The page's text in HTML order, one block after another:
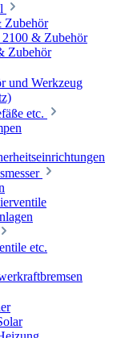
Zubehör
& Zubehör
Zubehör
und Werkzeug
etc.
etc.